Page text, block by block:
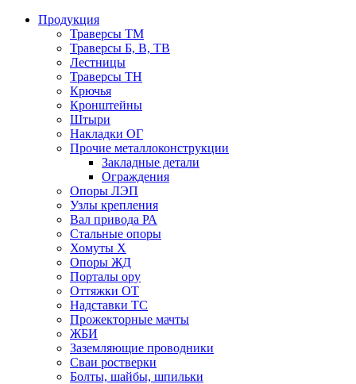
Продукция
Траверсы ТМ
Траверсы Б, В, ТВ
Лестницы
Траверсы ТН
Крючья
Кронштейны
Штыри
Накладки ОГ
Прочие металлоконструкции
Закладные детали
Ограждения
Опоры ЛЭП
Узлы крепления
Вал привода РА
Стальные опоры
Хомуты Х
Опоры ЖД
Порталы ору
Оттяжки ОТ
Надставки ТС
Прожекторные мачты
ЖБИ
Заземляющие проводники
Сваи ростверки
Болты, шайбы, шпильки